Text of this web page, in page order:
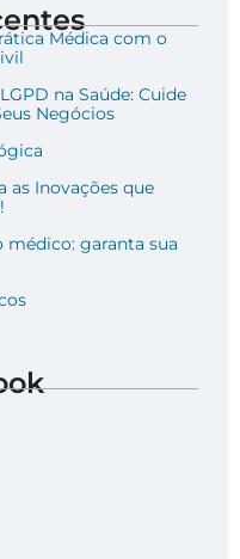
Médica com o
na Saúde: Cuide
Negócios
as Inovações que
médico: garanta sua